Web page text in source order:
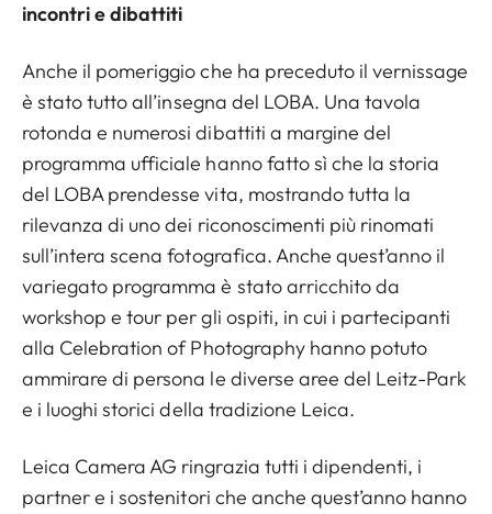
incontri e dibattiti
Anche il pomeriggio che ha preceduto il vernissage
è stato tutto all’insegna del LOBA. Una tavola
rotonda e numerosi dibattiti a margine del
programma ufficiale hanno fatto sì che la storia
del LOBA prendesse vita, mostrando tutta la
rilevanza di uno dei riconoscimenti più rinomati
sull’intera scena fotografica. Anche quest’anno il
variegato programma è stato arricchito da
workshop e tour per gli ospiti, in cui i partecipanti
alla Celebration of Photography hanno potuto
ammirare di persona le diverse aree del Leitz-Park
e i luoghi storici della tradizione Leica.
Leica Camera AG ringrazia tutti i dipendenti, i
partner e i sostenitori che anche quest’anno hanno